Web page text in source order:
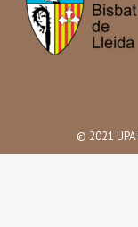
© 2021 UPA